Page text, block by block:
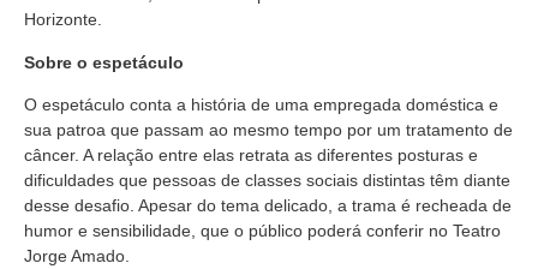
Horizonte.
Sobre o espetáculo
O espetáculo conta a história de uma empregada doméstica e
sua patroa que passam ao mesmo tempo por um tratamento de
câncer. A relação entre elas retrata as diferentes posturas e
dificuldades que pessoas de classes sociais distintas têm diante
desse desafio. Apesar do tema delicado, a trama é recheada de
humor e sensibilidade, que o público poderá conferir no Teatro
Jorge Amado.